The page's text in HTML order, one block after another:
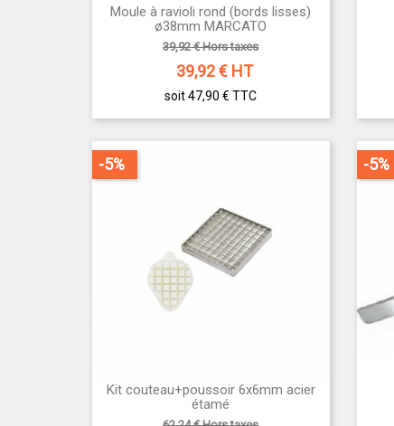
Aperçu rapide
Moule à ravioli rond (bords lisses)
ø38mm MARCATO
39,92 € Hors taxes
39,92€ HT
soit 47,90 €TTC
 Aperçu rapide
Kit couteau+poussoir 6x6mm acier
étamé
-5% -5%